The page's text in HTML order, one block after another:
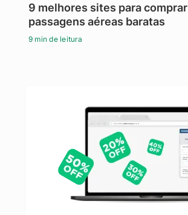
9 melhores sites para comprar
passagens aéreas baratas
9 min de leitura